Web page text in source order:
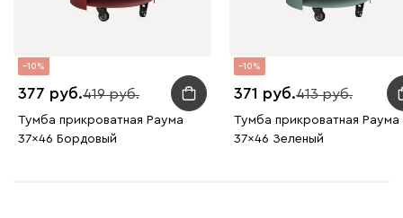
10
377 419
Тумба прикроватная Раума
37x46 Бордовый
10
371 413
Тумба прикроватная Раума
37x46 Зеленый